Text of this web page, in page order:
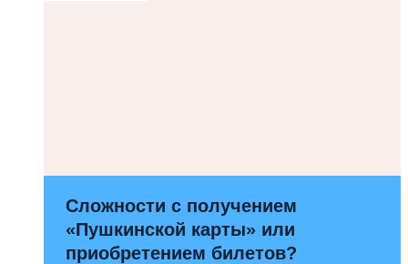
Сложности с получением
«Пушкинской карты» или
приобретением билетов?